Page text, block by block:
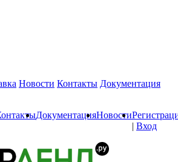
Новости Контакты Документация
ДокументацияНовости
| Вход